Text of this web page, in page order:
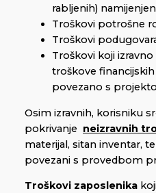
rabljenih)
Troškovi potrošne
Troškovi
Troškovi koji
troškove
povezano s
Osim izravnih, korisniku
pokrivanje neizravnih
materijal, sitan inventar,
povezani s provedbom
Troškovi zaposlenika